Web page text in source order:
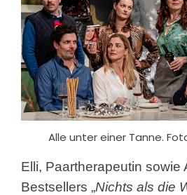
Alle unter einer Tanne.
Elli, Paartherapeutin sowie
Bestsellers „Nichts als die